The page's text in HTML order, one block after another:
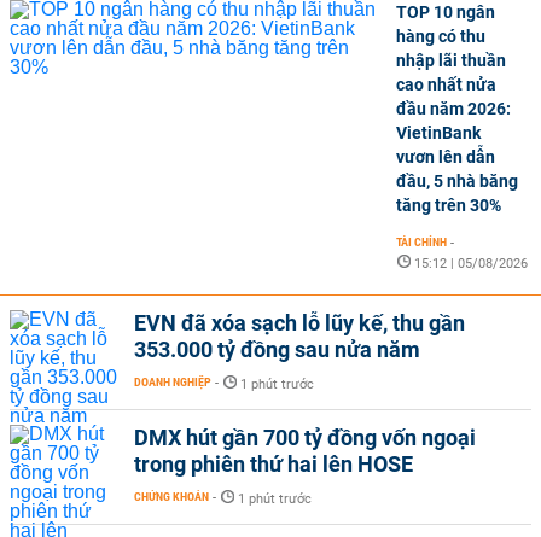
TOP 10 ngân
hàng có thu
nhập lãi thuần
cao nhất nửa
đầu năm 2026:
VietinBank
vươn lên dẫn
đầu, 5 nhà băng
tăng trên 30%
TÀI CHÍNH -
15:12 | 05/08/2026
EVN đã xóa sạch lỗ lũy kế, thu gần
353.000 tỷ đồng sau nửa năm
DOANH NGHIỆP - 1 phút trước
DMX hút gần 700 tỷ đồng vốn ngoại
trong phiên thứ hai lên HOSE
CHỨNG KHOÁN - 1 phút trước